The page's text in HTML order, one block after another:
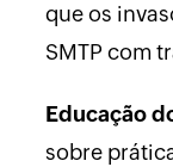
que os
SMTP com
Educação
sobre